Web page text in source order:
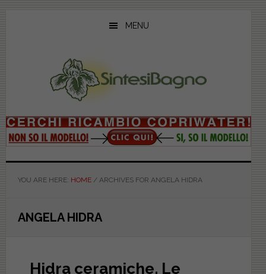
MENU
YOU ARE HERE: HOME /ARCHIVES FOR ANGELA HIDRA
ANGELA HIDRA
Hidra ceramiche. Le